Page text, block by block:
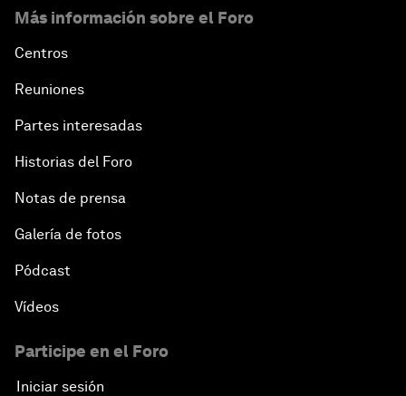
Más información sobre el Foro
Centros
Reuniones
Partes interesadas
Historias del Foro
Notas de prensa
Galería de fotos
Pódcast
Vídeos
Participe en el Foro
Iniciar sesión